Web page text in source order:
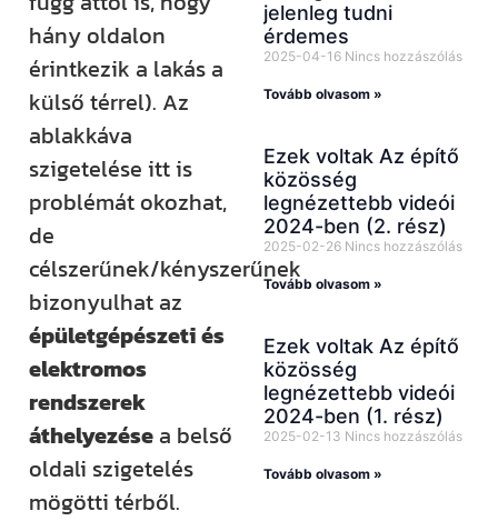
hány oldalon
érintkezik a lakás a
külső térrel). Az
ablakkáva
szigetelése itt is
problémát okozhat,
de
célszerűnek/kényszerűnek
bizonyulhat az
épületgépészeti és
elektromos
rendszerek
áthelyezése a belső
oldali szigetelés
mögötti térből.
jelenleg tudni
érdemes
2025-04-16 Nincs hozzászólás
Tovább olvasom »
Ezek voltak Az építő
közösség
legnézettebb videói
2024-ben (2. rész)
2025-02-26 Nincs hozzászólás
Tovább olvasom »
Ezek voltak Az építő
közösség
legnézettebb videói
2024-ben (1. rész)
2025-02-13 Nincs hozzászólás
Tovább olvasom »